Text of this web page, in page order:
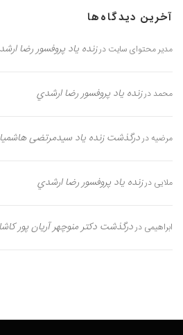
آخرین دیدگاه‌ها
مدیر محتوای سایت درزنده یاد پروفسور رضا
محمد درزنده یاد پروفسور رضا ارشدي
مرضیه دردرگذشت زنده یاد سیدمرتضی
ملایی درزنده یاد پروفسور رضا ارشدي
ابراهیمی دردرگذشت دکتر منوچهر آریان پور